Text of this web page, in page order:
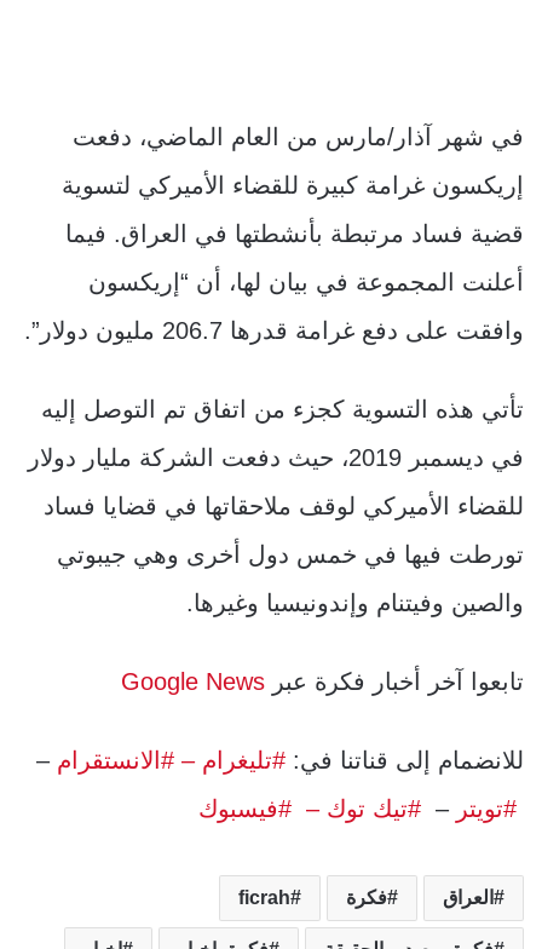
في شهر آذار/مارس من العام الماضي، دفعت
إريكسون غرامة كبيرة للقضاء الأميركي لتسوية
قضية فساد مرتبطة بأنشطتها في العراق. فيما
أعلنت المجموعة في بيان لها، أن “إريكسون
وافقت على دفع غرامة قدرها 206.7 مليون دولار”.
تأتي هذه التسوية كجزء من اتفاق تم التوصل إليه
في ديسمبر 2019، حيث دفعت الشركة مليار دولار
للقضاء الأميركي لوقف ملاحقاتها في قضايا فساد
تورطت فيها في خمس دول أخرى وهي جيبوتي
والصين وفيتنام وإندونيسيا وغيرها.
تابعوا آخر أخبار فكرة عبر Google News
للانضمام إلى قناتنا في: #تليغرام– #الانستقرام –
#تويتر – #تيك توك – #فيسبوك
العراق فكرة ficrah